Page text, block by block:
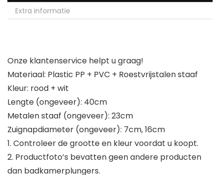
Extra informatie
Onze klantenservice helpt u graag!
Materiaal: Plastic PP + PVC + Roestvrijstalen staaf
Kleur: rood + wit
Lengte (ongeveer): 40cm
Metalen staaf (ongeveer): 23cm
Zuignapdiameter (ongeveer): 7cm, 16cm
1. Controleer de grootte en kleur voordat u koopt.
2. Productfoto’s bevatten geen andere producten
dan badkamerplungers.